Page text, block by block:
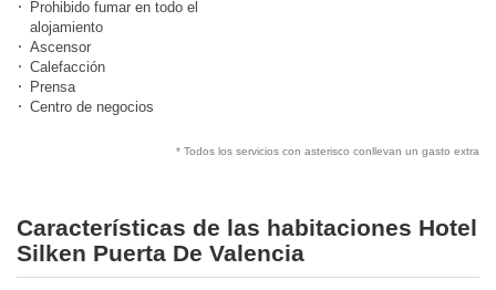
Prohibido fumar en todo el
alojamiento
Ascensor
Calefacción
Prensa
Centro de negocios
* Todos los servicios con asterisco conllevan un gasto extra
Características de las habitaciones Hotel
Silken Puerta De Valencia